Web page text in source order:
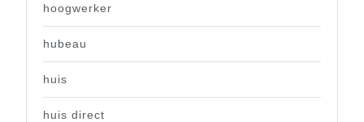
hoogwerker
hubeau
huis
huis direct